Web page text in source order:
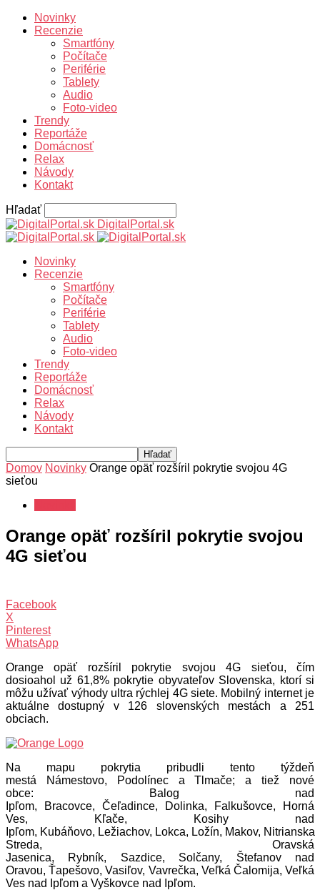
Novinky
Recenzie
Smartfóny
Počítače
Periférie
Tablety
Audio
Foto-video
Trendy
Reportáže
Domácnosť
Relax
Návody
Kontakt
Hľadať
DigitalPortal.sk
Novinky
Recenzie
Smartfóny
Počítače
Periférie
Tablety
Audio
Foto-video
Trendy
Reportáže
Domácnosť
Relax
Návody
Kontakt
Domov Novinky Orange opäť rozšíril pokrytie svojou 4G
sieťou
Orange opäť rozšíril pokrytie svojou
4G sieťou
Facebook
X
Pinterest
WhatsApp
Orange opäť rozšíril pokrytie svojou 4G sieťou, čím
dosioahol už 61,8% pokrytie obyvateľov Slovenska, ktorí si
môžu užívať výhody ultra rýchlej 4G siete. Mobilný internet je
aktuálne dostupný v 126 slovenských mestách a 251
obciach.
Na mapu pokrytia pribudli tento týždeň
mestá Námestovo, Podolínec a Tlmače; a tiež nové
obce: Balog nad
Ipľom, Bracovce, Čeľadince, Dolinka, Falkušovce, Horná
Ves, Kľače, Kosihy nad
Ipľom, Kubáňovo, Ležiachov, Lokca, Ložín, Makov, Nitrianska
Streda, Oravská
Jasenica, Rybník, Sazdice, Solčany, Štefanov nad
Oravou, Ťapešovo, Vasiľov, Vavrečka, Veľká Čalomija, Veľká
Ves nad Ipľom a Vyškovce nad Ipľom.